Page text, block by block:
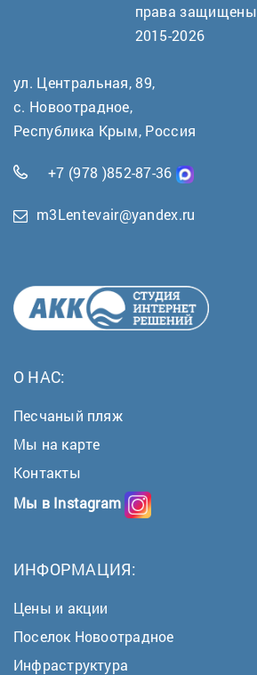
права защищены
2015-2026
ул. Центральная, 89,
с. Новоотрадное,
Республика Крым, Россия
+7 (978 )852-87-36
m3Lentevair@yandex.ru
О НАС:
Песчаный пляж
Мы на карте
Контакты
Мы в Instagram
ИНФОРМАЦИЯ:
Цены и акции
Поселок Новоотрадное
Инфраструктура